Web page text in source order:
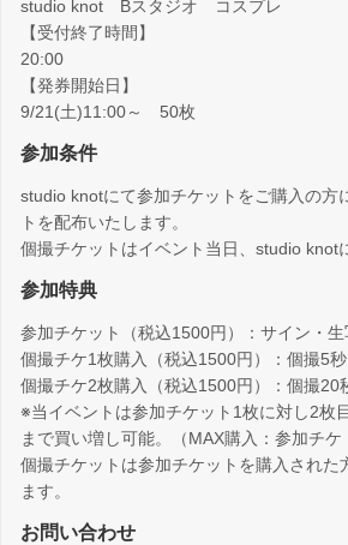
studio knot Bスタジオ コスプレ
【受付終了時間】
20:00
【発券開始日】
9/21(土)11:00～ 50枚
参加条件
studio knotにて参加チケットをご購入の方
トを配布いたします。
個撮チケットはイベント当日、studio knot
参加特典
参加チケット（税込1500円）：サイン・
個撮チケ1枚購入（税込1500円）：個撮5
個撮チケ2枚購入（税込1500円）：個撮20
※当イベントは参加チケット1枚に対し2枚
まで買い増し可能。（MAX購入：参加チケ
個撮チケットは参加チケットを購入された
ます。
お問い合わせ